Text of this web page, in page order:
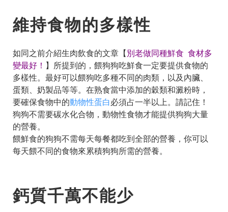
維持食物的多樣性
如同之前介紹生肉飲食的文章【 別老做同種鮮食 食材多
變最好！ 】所提到的，餵狗狗吃鮮食一定要提供食物的
多樣性。最好可以餵狗吃多種不同的肉類，以及內臟、
蛋類、奶製品等等。在熟食當中添加的穀類和澱粉時，
要確保食物中的動物性蛋白必須占一半以上。請記住！
狗狗不需要碳水化合物，動物性食物才能提供狗狗大量
的營養。
餵鮮食的狗狗不需每天每餐都吃到全部的營養，你可以
每天餵不同的食物來累積狗狗所需的營養。
鈣質千萬不能少